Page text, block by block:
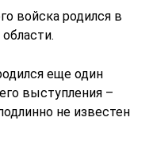
войска родился в
еще один
выступления –
не известен